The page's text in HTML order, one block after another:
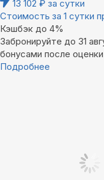
13 102 ₽ за сутки
Стоимость за 1 сутки
Кэшбэк до 4%
Забронируйте до 31
бонусами после
Подробнее